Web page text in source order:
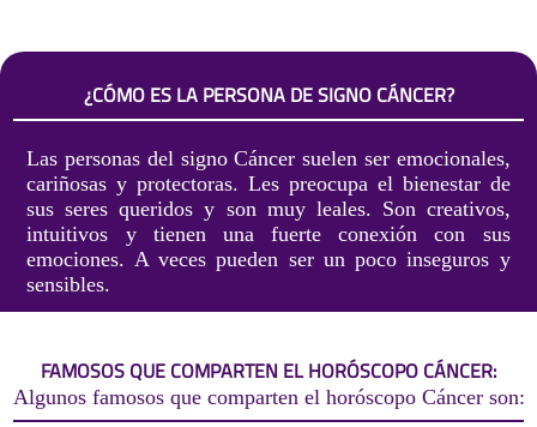
¿CÓMO ES LA PERSONA DE SIGNO CÁNCER?
Las personas del signo Cáncer suelen ser emocionales,
cariñosas y protectoras. Les preocupa el bienestar de
sus seres queridos y son muy leales. Son creativos,
intuitivos y tienen una fuerte conexión con sus
emociones. A veces pueden ser un poco inseguros y
sensibles.
FAMOSOS QUE COMPARTEN EL HORÓSCOPO CÁNCER:
Algunos famosos que comparten el horóscopo Cáncer son: